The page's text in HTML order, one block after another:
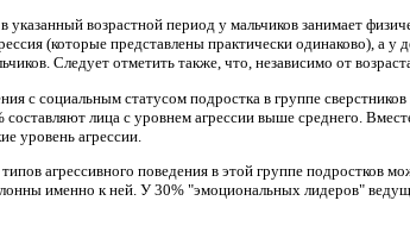
указанный возрастной период у мальчиков занимает
(которые представлены практически одинаково), а у
Следует отметить также, что, независимо от
с социальным статусом подростка в группе
лица с уровнем агрессии выше среднего.
уровень агрессии.
агрессивного поведения в этой группе подростков
именно к ней. У 30% "эмоциональных лидеров"